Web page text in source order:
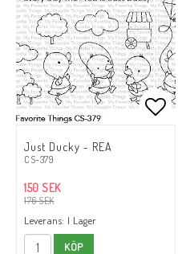
Just Ducky - REA
CS-379
176 SEK
150 SEK
Leverans: I Lager
KÖP